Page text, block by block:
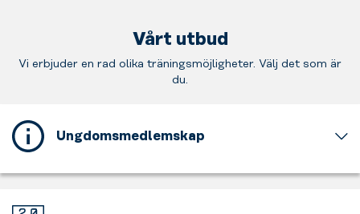
Vårt utbud
Vi erbjuder en rad olika träningsmöjligheter. Välj det som är
du.
Ungdomsmedlemskap
gym